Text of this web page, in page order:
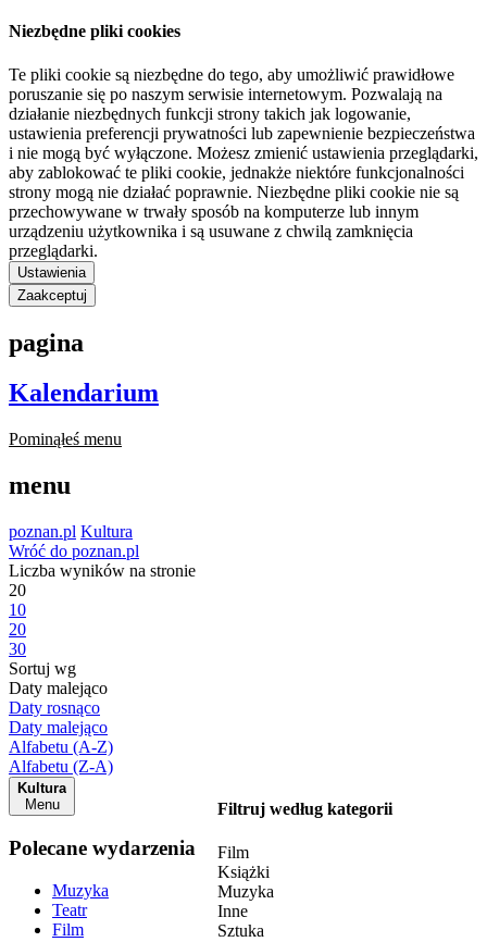
Niezbędne pliki cookies
Te pliki cookie są niezbędne do tego, aby umożliwić prawidłowe
poruszanie się po naszym serwisie internetowym. Pozwalają na
działanie niezbędnych funkcji strony takich jak logowanie,
ustawienia preferencji prywatności lub zapewnienie bezpieczeństwa
i nie mogą być wyłączone. Możesz zmienić ustawienia przeglądarki,
aby zablokować te pliki cookie, jednakże niektóre funkcjonalności
strony mogą nie działać poprawnie. Niezbędne pliki cookie nie są
przechowywane w trwały sposób na komputerze lub innym
urządzeniu użytkownika i są usuwane z chwilą zamknięcia
przeglądarki.
Ustawienia
Zaakceptuj
pagina
Kalendarium
Pominąłeś menu
menu
poznan.pl Kultura
Wróć do poznan.pl
Liczba wyników na stronie
20
10
20
30
Sortuj wg
Daty malejąco
Daty rosnąco
Daty malejąco
Alfabetu (A-Z)
Alfabetu (Z-A)
Kultura
Menu
Polecane wydarzenia
Muzyka
Teatr
Film
Filtruj według kategorii
Film
Książki
Muzyka
Inne
Sztuka